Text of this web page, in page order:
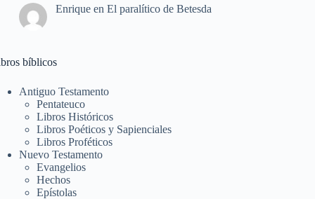
Enrique enEl paralítico de Betesda
bíblicos
Antiguo Testamento
Pentateuco
Libros Históricos
Libros Poéticos y Sapienciales
Libros Proféticos
Nuevo Testamento
Evangelios
Hechos
Epístolas